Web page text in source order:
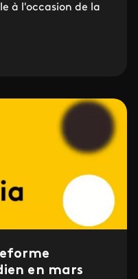
à l'occasion de la
en mars